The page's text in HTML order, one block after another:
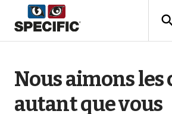
Nous aimons les
autant que vous